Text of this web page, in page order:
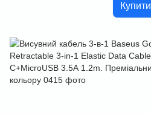
Купити